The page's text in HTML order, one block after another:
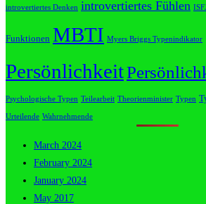
introvertiertes Denken introvertiertes Fühlen
Funktionen MBTI Myers Briggs Typenindikator
Persönlichkeit
Psychologische Typen Teilearbeit Theorienminister Typen
Urteilende Wahrnehmende
March 2024
February 2024
January 2024
May 2017